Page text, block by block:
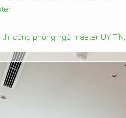
công phòng ngủ master UY TÍN,